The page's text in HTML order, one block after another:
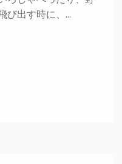
び出す時に、…